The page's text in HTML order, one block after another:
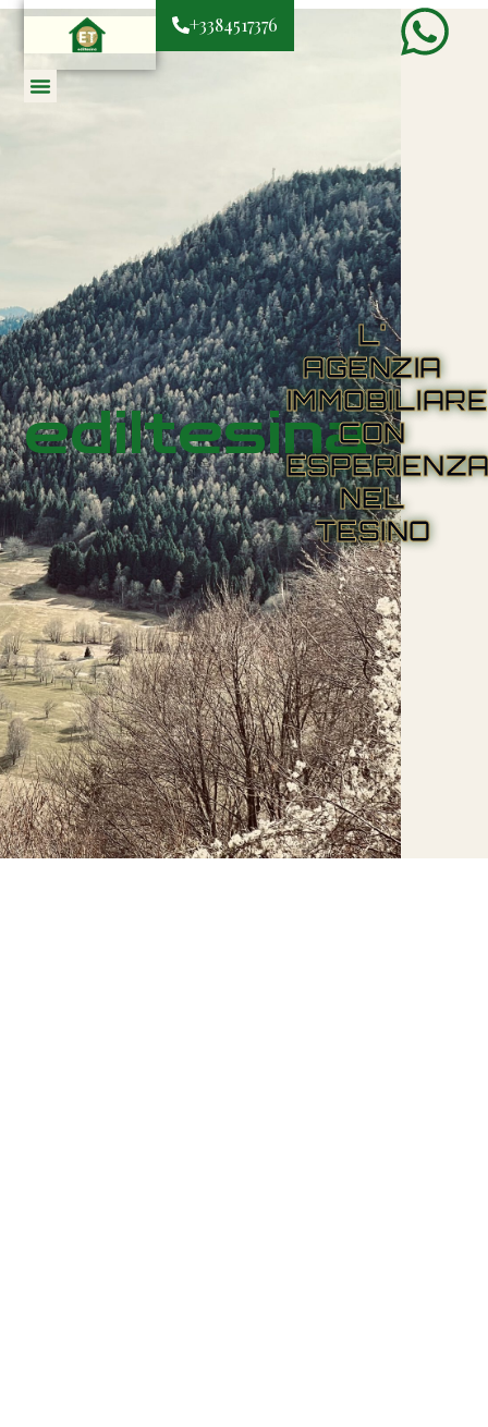
+3384517376
ediltesina
L'
AGENZIA
IMMOBILIARE
CON
NEL
TESINO